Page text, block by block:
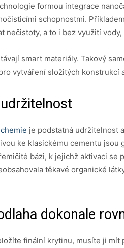
formou integrace
schopnostmi.
nečistoty, a to i bez využití
smart materiály. Takový
vytváření složitých konstrukcí
je podstatná udržitelnost
ke klasickému cementu jsou
bázi, k jejichž aktivaci se
těkavé organické
dokonale
finální krytinu, musíte ji